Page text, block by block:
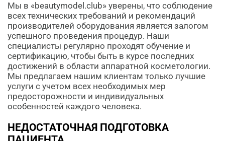
Мы в «beautymodel.club» уверены, что соблюдение
всех технических требований и рекомендаций
производителей оборудования является залогом
успешного проведения процедур. Наши
специалисты регулярно проходят обучение и
сертификацию, чтобы быть в курсе последних
достижений в области аппаратной косметологии.
Мы предлагаем нашим клиентам только лучшие
услуги с учетом всех необходимых мер
предосторожности и индивидуальных
особенностей каждого человека.
НЕДОСТАТОЧНАЯ ПОДГОТОВКА